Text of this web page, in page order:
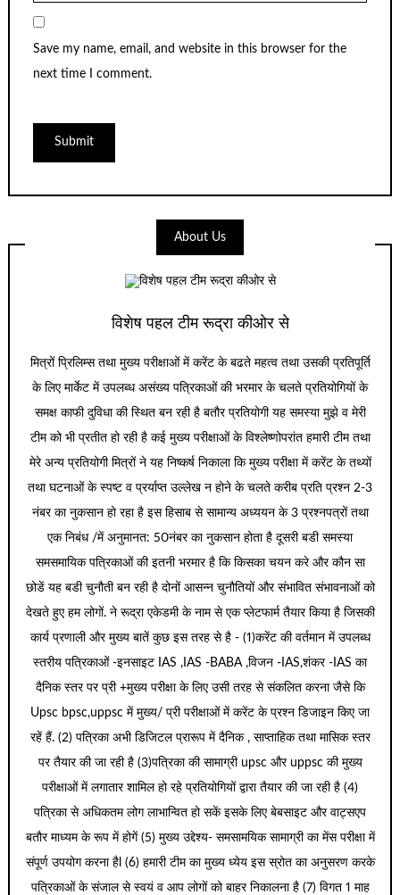
Save my name, email, and website in this browser for the
next time I comment.
About Us
विशेष पहल टीम रूद्रा कीओर से
मित्रों प्रिलिम्स तथा मुख्य परीक्षाओं में करेंट के बढते महत्व तथा उसकी प्रतिपूर्ति
के लिए मार्केट में उपलब्ध असंख्य पत्रिकाओं की भरमार के चलते प्रतियोगियों के
समक्ष काफी दुविधा की स्थित बन रही है बतौर प्रतियोगी यह समस्या मुझे व मेरी
टीम को भी प्रतीत हो रही है कई मुख्य परीक्षाओं के विश्लेष्णोपरांत हमारी टीम तथा
मेरे अन्य प्रतियोगी मित्रों ने यह निष्कर्ष निकाला कि मुख्य परीक्षा में करेंट के तथ्यों
तथा घटनाओं के स्पष्ट व प्रर्याप्त उल्लेख न होने के चलते करीब प्रति प्रश्न 2-3
नंबर का नुकसान हो रहा है इस हिसाब से सामान्य अध्ययन के 3 प्रश्नपत्रों तथा
एक निबंध /में अनुमानत: 50नंबर का नुकसान होता है दूसरी बडी समस्या
समसमायिक पत्रिकाओं की इतनी भरमार है कि किसका चयन करे और कौन सा
छोडें यह बडी चुनौती बन रही है दोनों आसन्न चुनौतियों और संभावित संभावनाओं को
देखते हुए हम लोगों. ने रूद्रा एकेडमी के नाम से एक प्लेटफार्म तैयार किया है जिसकी
कार्य प्रणाली और मुख्य बातें कुछ इस तरह से है - (1)करेंट की वर्तमान में उपलब्ध
स्तरीय पत्रिकाओं -इनसाइट IAS ,IAS -BABA ,विजन -IAS,शंकर -IAS का
दैनिक स्तर पर प्री +मुख्य परीक्षा के लिए उसी तरह से संकलित करना जैसे कि
Upsc bpsc,uppsc में मुख्य/ प्री परीक्षाओं में करेंट के प्रश्न डिजाइन किए जा
रहें हैं. (2) पत्रिका अभी डिजिटल प्रारूप में दैनिक , साप्ताहिक तथा मासिक स्तर
पर तैयार की जा रही है (3)पत्रिका की सामाग्री upsc और uppsc की मुख्य
परीक्षाओं में लगातार शामिल हो रहे प्रतियोगियों द्वारा तैयार की जा रही है (4)
पत्रिका से अधिकतम लोग लाभान्वित हो सकें इसके लिए बेबसाइट और वाट्सएप
बतौर माध्यम के रूप में होगें (5) मुख्य उद्देश्य- समसामयिक सामाग्री का मेंस परीक्षा में
संपूर्ण उपयोग करना हैl (6) हमारी टीम का मुख्य ध्येय इस स्रोत का अनुसरण करके
पत्रिकाओं के संजाल से स्वयं व आप लोगों को बाहर निकालना है (7) विगत 1 माह